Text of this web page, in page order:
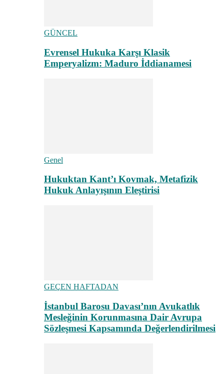
GÜNCEL
Evrensel Hukuka Karşı Klasik
Emperyalizm: Maduro İddianamesi
Genel
Hukuktan Kant’ı Kovmak, Metafizik
Hukuk Anlayışının Eleştirisi
GEÇEN HAFTADAN
İstanbul Barosu Davası’nın Avukatlık
Mesleğinin Korunmasına Dair Avrupa
Sözleşmesi Kapsamında Değerlendirilmesi